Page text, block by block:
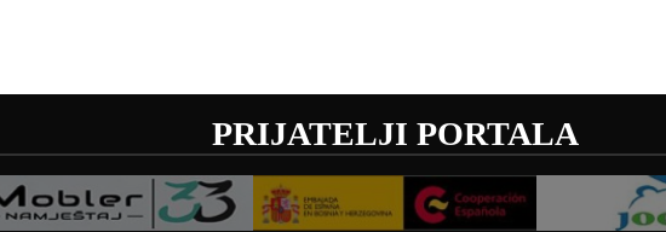
PRIJATELJI PORTALA